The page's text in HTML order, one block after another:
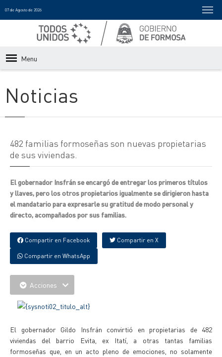
07 de Agosto de 2026
Menu
Noticias
482 familias formoseñas son nuevas propietarias
de sus viviendas.
El gobernador Insfrán se encargó de entregar los primeros títulos
y llaves, pero los otros propietarios igualmente se dirigieron hasta
el mandatario para expresarle su gratitud de modo personal y
directo, acompañados por sus familias.
Compartir en Facebook Compartir en X
Compartir en WhatsApp
Acciones
El gobernador Gildo Insfrán convirtió en propietarias de 482
viviendas del barrio Evita, ex Itatí, a otras tantas familias
formoseñas que, en un acto pleno de emociones, no solamente